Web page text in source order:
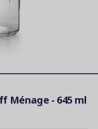
Ménage - 645 ml